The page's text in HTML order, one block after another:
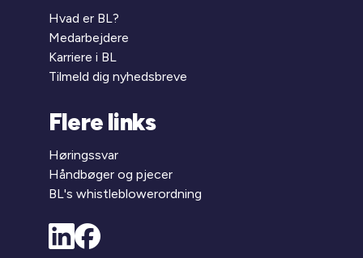
Hvad er BL?
Medarbejdere
Karriere i BL
Tilmeld dig nyhedsbreve
Flere links
Høringssvar
Håndbøger og pjecer
BL's whistleblowerordning